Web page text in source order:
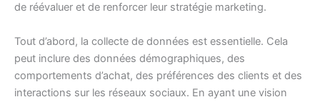
de réévaluer et de renforcer leur stratégie marketing.
Tout d’abord, la collecte de données est essentielle. Cela
peut inclure des données démographiques, des
comportements d’achat, des préférences des clients et des
interactions sur les réseaux sociaux. En ayant une vision